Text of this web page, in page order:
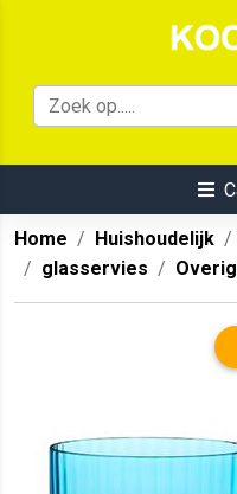
Home Huishoudelijk
glasservies
Overig